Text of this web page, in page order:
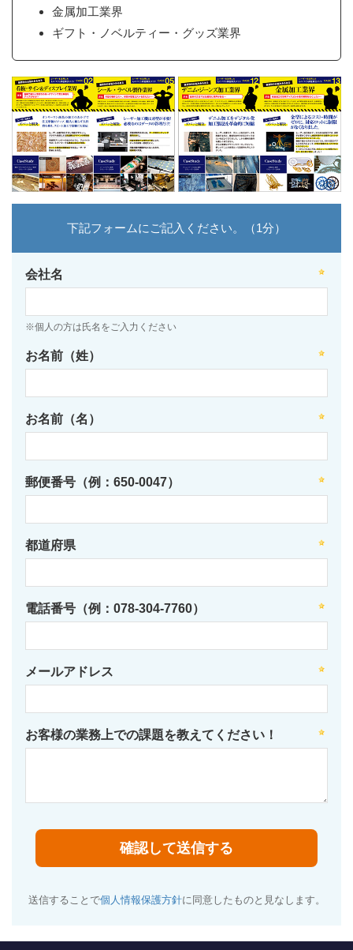
金属加工業界
ギフト・ノベルティー・グッズ業界
下記フォームにご記入ください。（1分）
会社名
※個人の方は氏名をご入力ください
お名前（姓）
お名前（名）
郵便番号（例：650-0047）
都道府県
電話番号（例：078-304-7760）
メールアドレス
お客様の業務上での課題を教えてください！
送信することで個人情報保護方針に同意したものと見なします。